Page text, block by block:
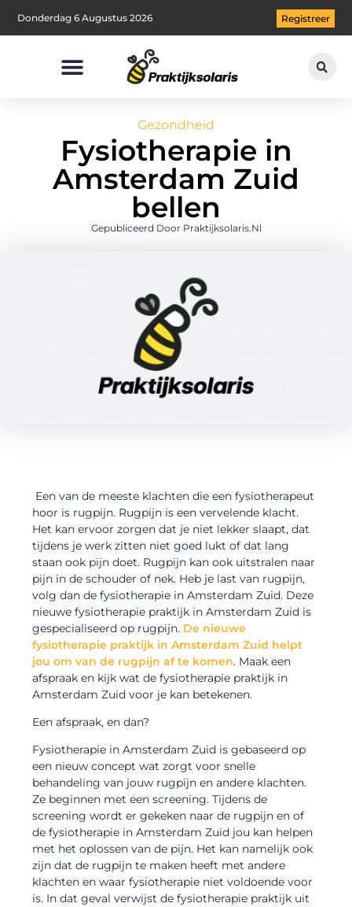
Donderdag 6 Augustus 2026 Registreer
Gezondheid
Fysiotherapie in
Amsterdam Zuid
bellen
Gepubliceerd Door Praktijksolaris.nl
Een van de meeste klachten die een fysiotherapeut
hoor is rugpijn. Rugpijn is een vervelende klacht.
Het kan ervoor zorgen dat je niet lekker slaapt, dat
tijdens je werk zitten niet goed lukt of dat lang
staan ook pijn doet. Rugpijn kan ook uitstralen naar
pijn in de schouder of nek. Heb je last van rugpijn,
volg dan de fysiotherapie in Amsterdam Zuid. Deze
nieuwe fysiotherapie praktijk in Amsterdam Zuid is
gespecialiseerd op rugpijn. De nieuwe
fysiotherapie praktijk in Amsterdam Zuid helpt
jou om van de rugpijn af te komen. Maak een
afspraak en kijk wat de fysiotherapie praktijk in
Amsterdam Zuid voor je kan betekenen.
Een afspraak, en dan?
Fysiotherapie in Amsterdam Zuid is gebaseerd op
een nieuw concept wat zorgt voor snelle
behandeling van jouw rugpijn en andere klachten.
Ze beginnen met een screening. Tijdens de
screening wordt er gekeken naar de rugpijn en of
de fysiotherapie in Amsterdam Zuid jou kan helpen
met het oplossen van de pijn. Het kan namelijk ook
zijn dat de rugpijn te maken heeft met andere
klachten en waar fysiotherapie niet voldoende voor
is. In dat geval verwijst de fysiotherapie praktijk uit